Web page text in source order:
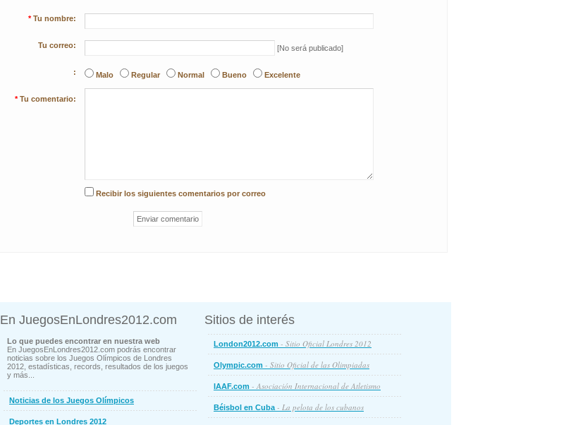
* Tu nombre:
Tu correo: [No será publicado]
: Malo Regular Normal Bueno Excelente
* Tu comentario:
Recibir los siguientes comentarios por correo
En JuegosEnLondres2012.com
Lo que puedes encontrar en nuestra web
En JuegosEnLondres2012.com podrás encontrar
noticias sobre los Juegos Olímpicos de Londres
2012, estadísticas, records, resultados de los juegos
y más...
Noticias de los Juegos Olímpicos
Deportes en Londres 2012
Sitios de interés
London2012.com - Sitio Oficial Londres 2012
Olympic.com - Sitio Oficial de las Olimpiadas
IAAF.com - Asociación Internacional de Atletismo
Béisbol en Cuba- La pelota de los cubanos